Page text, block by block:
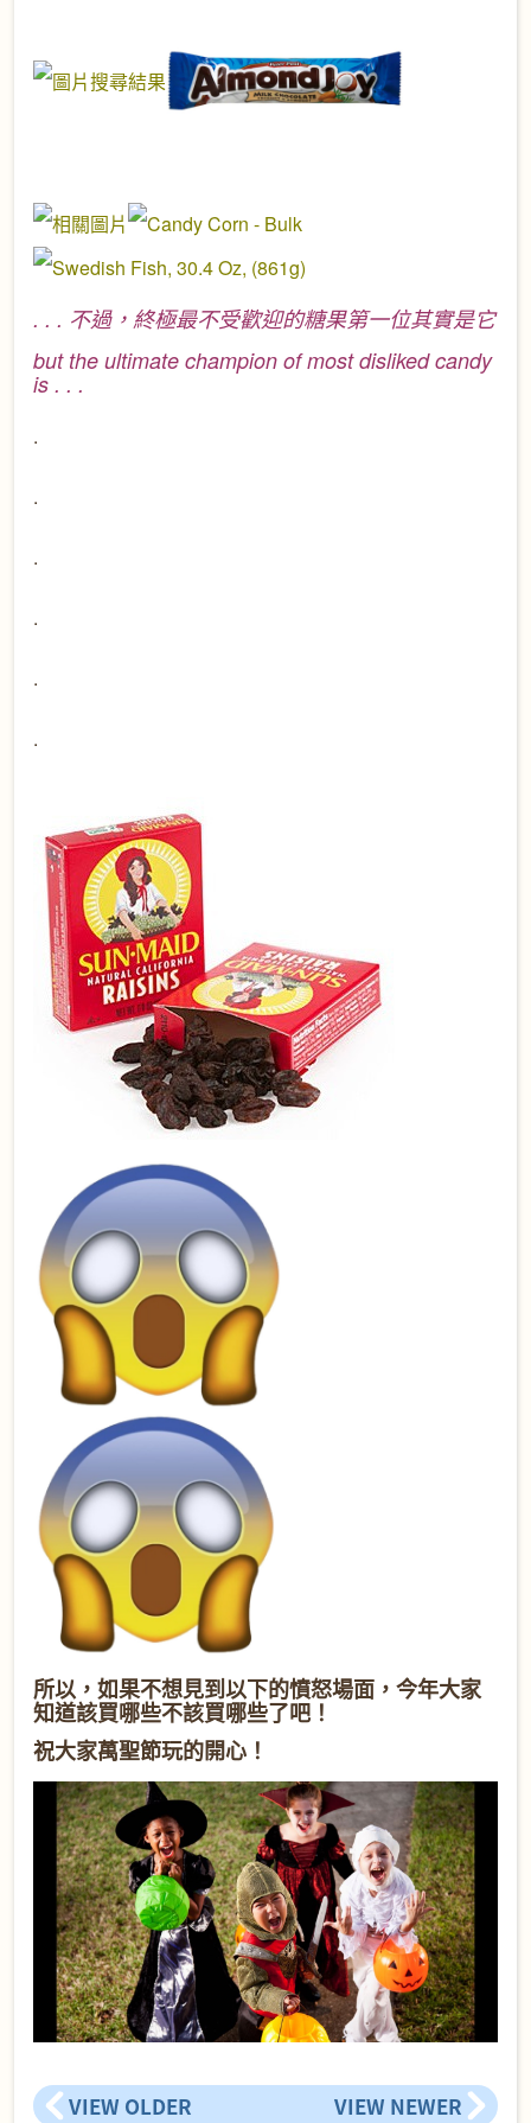
. . . 不過，終極最不受歡迎的糖果第一位其實是它
but the ultimate champion of most disliked candy
is . . .
.
.
.
.
.
.
所以，如果不想見到以下的憤怒場面，今年大家
知道該買哪些不該買哪些了吧！
祝大家萬聖節玩的開心！
VIEW OLDER VIEW NEWER